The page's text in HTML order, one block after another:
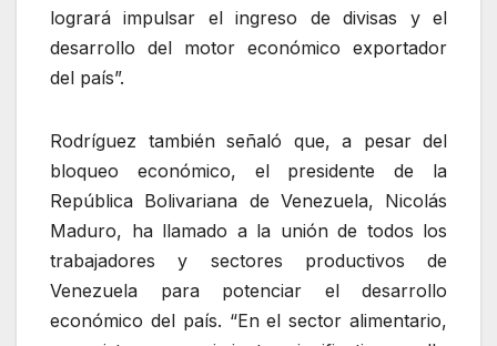
logrará impulsar el ingreso de divisas y el
desarrollo del motor económico exportador
del país”.
Rodríguez también señaló que, a pesar del
bloqueo económico, el presidente de la
República Bolivariana de Venezuela, Nicolás
Maduro, ha llamado a la unión de todos los
trabajadores y sectores productivos de
Venezuela para potenciar el desarrollo
económico del país. “En el sector alimentario,